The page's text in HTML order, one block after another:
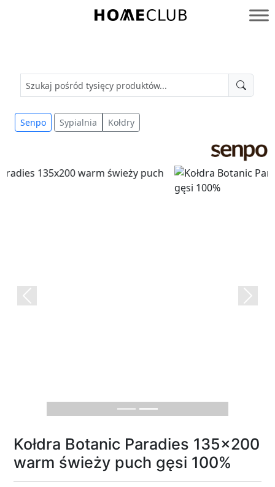
Homeclub
Senpo Sypialnia Kołdry
Previous Next
Kołdra Botanic Paradies 135x200
warm świeży puch gęsi 100%